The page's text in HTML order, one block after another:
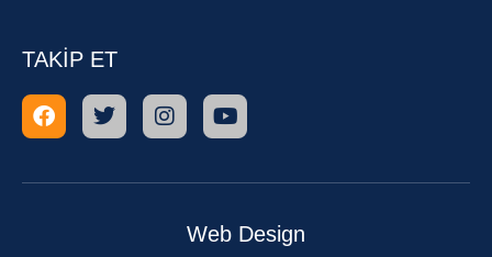
TAKIP ET
Web Design